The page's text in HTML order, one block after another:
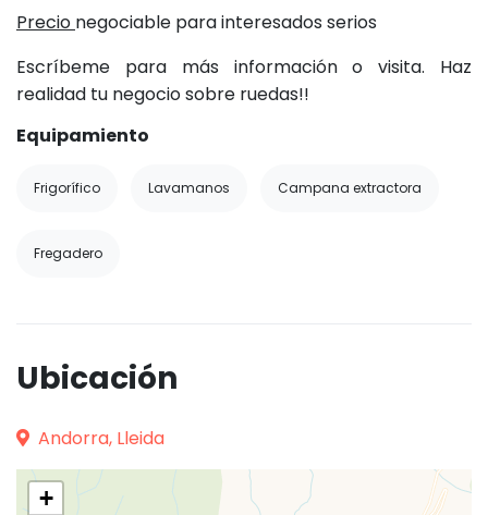
Precio negociable para interesados serios
Escríbeme para más información o visita. Haz
realidad tu negocio sobre ruedas!!
Equipamiento
Frigorífico Lavamanos Campana extractora
Fregadero
Ubicación
Andorra, Lleida
+